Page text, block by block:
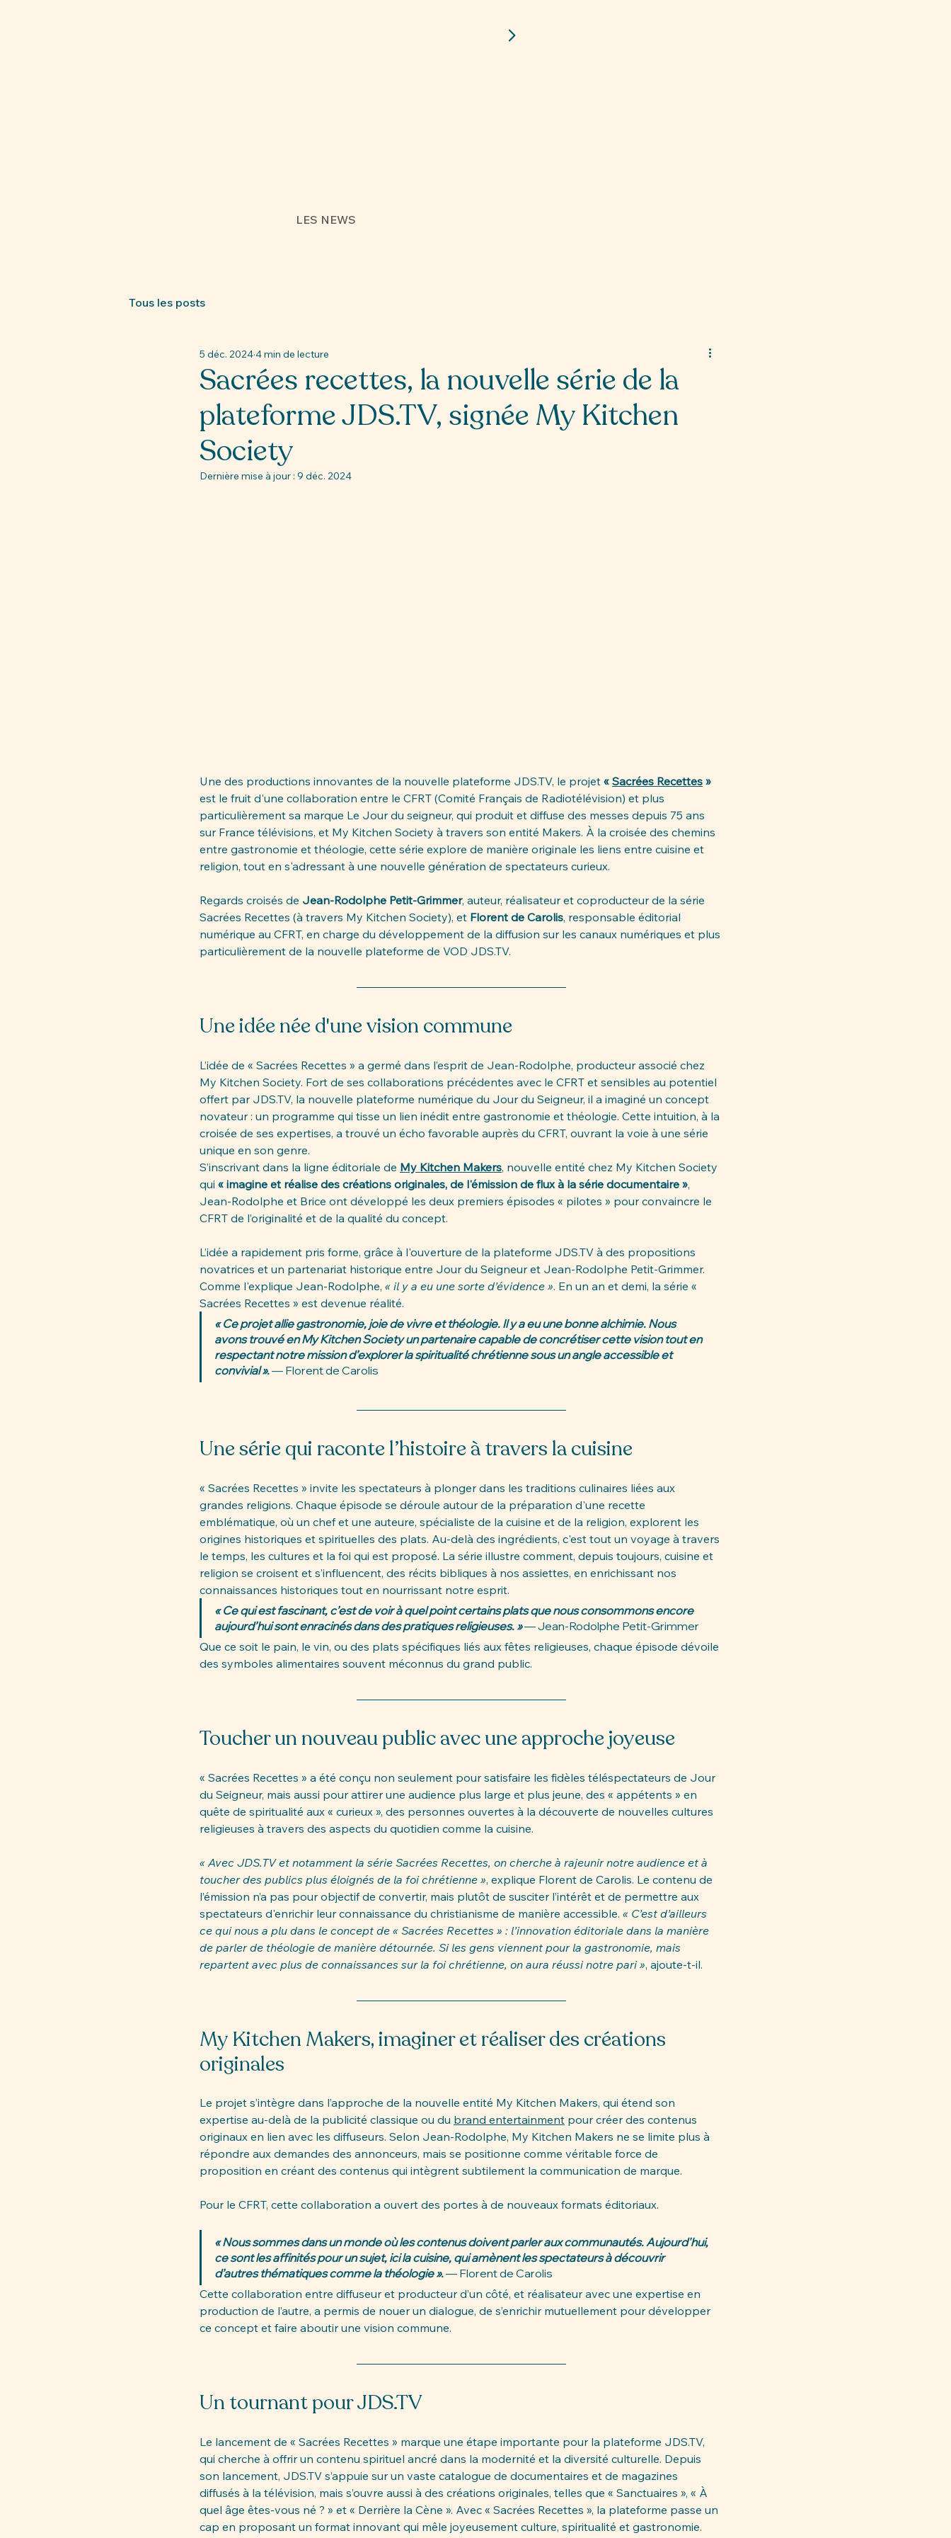
LES NEWS
Tous les posts
Sacrées recettes, la nouvelle série de la
plateforme JDS.TV, signée My Kitchen
Society
5 déc. 20244 min de lecture
Dernière mise à jour : 9 déc. 2024
Une des productions innovantes de la nouvelle plateforme JDS.TV, le projet « Sacrées Recettes »
est le fruit d'une collaboration entre le CFRT (Comité Français de Radiotélévision) et plus
particulièrement sa marque Le Jour du seigneur, qui produit et diffuse des messes depuis 75 ans
sur France télévisions, et My Kitchen Society à travers son entité Makers. À la croisée des chemins
entre gastronomie et théologie, cette série explore de manière originale les liens entre cuisine et
religion, tout en s'adressant à une nouvelle génération de spectateurs curieux.
Regards croisés de Jean-Rodolphe Petit-Grimmer, auteur, réalisateur et coproducteur de la série
Sacrées Recettes (à travers My Kitchen Society), et Florent de Carolis, responsable éditorial
numérique au CFRT, en charge du développement de la diffusion sur les canaux numériques et plus
particulièrement de la nouvelle plateforme de VOD JDS.TV.
Une idée née d'une vision commune
L’idée de « Sacrées Recettes » a germé dans l’esprit de Jean-Rodolphe, producteur associé chez
My Kitchen Society. Fort de ses collaborations précédentes avec le CFRT et sensibles au potentiel
offert par JDS.TV, la nouvelle plateforme numérique du Jour du Seigneur, il a imaginé un concept
novateur : un programme qui tisse un lien inédit entre gastronomie et théologie. Cette intuition, à la
croisée de ses expertises, a trouvé un écho favorable auprès du CFRT, ouvrant la voie à une série
unique en son genre.
S’inscrivant dans la ligne éditoriale de My Kitchen Makers, nouvelle entité chez My Kitchen Society
qui « imagine et réalise des créations originales, de l'émission de flux à la série documentaire »,
Jean-Rodolphe et Brice ont développé les deux premiers épisodes « pilotes » pour convaincre le
CFRT de l’originalité et de la qualité du concept.
L’idée a rapidement pris forme, grâce à l'ouverture de la plateforme JDS.TV à des propositions
novatrices et un partenariat historique entre Jour du Seigneur et Jean-Rodolphe Petit-Grimmer.
Comme l'explique Jean-Rodolphe, « il y a eu une sorte d’évidence ». En un an et demi, la série «
Sacrées Recettes » est devenue réalité.
« Ce projet allie gastronomie, joie de vivre et théologie. Il y a eu une bonne alchimie. Nous
avons trouvé en My Kitchen Society un partenaire capable de concrétiser cette vision tout en
respectant notre mission d’explorer la spiritualité chrétienne sous un angle accessible et
convivial ». — Florent de Carolis
Une série qui raconte l’histoire à travers la cuisine
« Sacrées Recettes » invite les spectateurs à plonger dans les traditions culinaires liées aux
grandes religions. Chaque épisode se déroule autour de la préparation d'une recette
emblématique, où un chef et une auteure, spécialiste de la cuisine et de la religion, explorent les
origines historiques et spirituelles des plats. Au-delà des ingrédients, c'est tout un voyage à travers
le temps, les cultures et la foi qui est proposé. La série illustre comment, depuis toujours, cuisine et
religion se croisent et s’influencent, des récits bibliques à nos assiettes, en enrichissant nos
connaissances historiques tout en nourrissant notre esprit.
« Ce qui est fascinant, c’est de voir à quel point certains plats que nous consommons encore
aujourd’hui sont enracinés dans des pratiques religieuses. » — Jean-Rodolphe Petit-Grimmer
Que ce soit le pain, le vin, ou des plats spécifiques liés aux fêtes religieuses, chaque épisode dévoile
des symboles alimentaires souvent méconnus du grand public.
Toucher un nouveau public avec une approche joyeuse
« Sacrées Recettes » a été conçu non seulement pour satisfaire les fidèles téléspectateurs de Jour
du Seigneur, mais aussi pour attirer une audience plus large et plus jeune, des « appétents » en
quête de spiritualité aux « curieux », des personnes ouvertes à la découverte de nouvelles cultures
religieuses à travers des aspects du quotidien comme la cuisine.
« Avec JDS.TV et notamment la série Sacrées Recettes, on cherche à rajeunir notre audience et à
toucher des publics plus éloignés de la foi chrétienne », explique Florent de Carolis. Le contenu de
l’émission n’a pas pour objectif de convertir, mais plutôt de susciter l’intérêt et de permettre aux
spectateurs d'enrichir leur connaissance du christianisme de manière accessible. « C’est d’ailleurs
ce qui nous a plu dans le concept de « Sacrées Recettes » : l’innovation éditoriale dans la manière
de parler de théologie de manière détournée. Si les gens viennent pour la gastronomie, mais
repartent avec plus de connaissances sur la foi chrétienne, on aura réussi notre pari », ajoute-t-il.
My Kitchen Makers, imaginer et réaliser des créations
originales
Le projet s’intègre dans l’approche de la nouvelle entité My Kitchen Makers, qui étend son
expertise au-delà de la publicité classique ou du brand entertainment pour créer des contenus
originaux en lien avec les diffuseurs. Selon Jean-Rodolphe, My Kitchen Makers ne se limite plus à
répondre aux demandes des annonceurs, mais se positionne comme véritable force de
proposition en créant des contenus qui intègrent subtilement la communication de marque.
Pour le CFRT, cette collaboration a ouvert des portes à de nouveaux formats éditoriaux.
« Nous sommes dans un monde où les contenus doivent parler aux communautés. Aujourd'hui,
ce sont les affinités pour un sujet, ici la cuisine, qui amènent les spectateurs à découvrir
d’autres thématiques comme la théologie ». — Florent de Carolis
Cette collaboration entre diffuseur et producteur d’un côté, et réalisateur avec une expertise en
production de l’autre, a permis de nouer un dialogue, de s’enrichir mutuellement pour développer
ce concept et faire aboutir une vision commune.
Un tournant pour JDS.TV
Le lancement de « Sacrées Recettes » marque une étape importante pour la plateforme JDS.TV,
qui cherche à offrir un contenu spirituel ancré dans la modernité et la diversité culturelle. Depuis
son lancement, JDS.TV s’appuie sur un vaste catalogue de documentaires et de magazines
diffusés à la télévision, mais s’ouvre aussi à des créations originales, telles que « Sanctuaires », « À
quel âge êtes-vous né ? » et « Derrière la Cène ». Avec « Sacrées Recettes », la plateforme passe un
cap en proposant un format innovant qui mêle joyeusement culture, spiritualité et gastronomie.